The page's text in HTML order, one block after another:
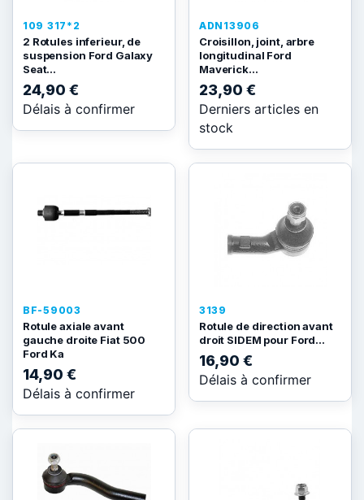
109 317*2
2 Rotules inferieur, de
suspension Ford Galaxy
Seat...
24,90 €
Délais à confirmer
ADN13906
Croisillon, joint, arbre
longitudinal Ford
Maverick...
23,90 €
Derniers articles en
stock
BF-59003
Rotule axiale avant
gauche droite Fiat 500
Ford Ka
14,90 €
Délais à confirmer
3139
Rotule de direction avant
droit SIDEM pour Ford...
16,90 €
Délais à confirmer